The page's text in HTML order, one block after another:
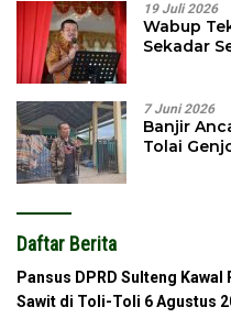
19 Juli 2026
Wabup
Sekadar
7 Juni 2026
Banjir
Tolai
Daftar Berita
Pansus DPRD Sulteng
Sawit di Toli-Toli 6 Agustus